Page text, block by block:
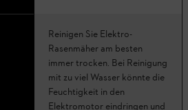
Reinigen Sie Elektro-
Rasenmäher am besten
immer trocken. Bei Reinigung
mit zu viel Wasser könnte die
Feuchtigkeit in den
Elektromotor eindringen und